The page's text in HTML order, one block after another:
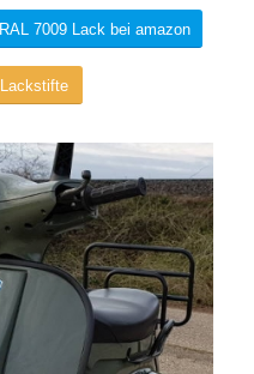
RAL 7009 Lack bei amazon
Lackstifte